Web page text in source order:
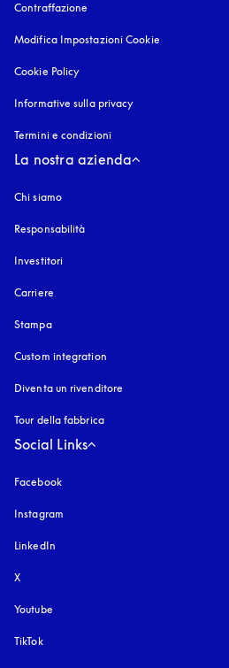
Contraffazione
Modifica Impostazioni Cookie
Cookie Policy
Informative sulla privacy
Termini e condizioni
La nostra azienda
Chi siamo
Responsabilità
Investitori
Carriere
Stampa
Custom integration
Diventa un rivenditore
Tour della fabbrica
Social Links
Facebook
Instagram
LinkedIn
X
Youtube
TikTok